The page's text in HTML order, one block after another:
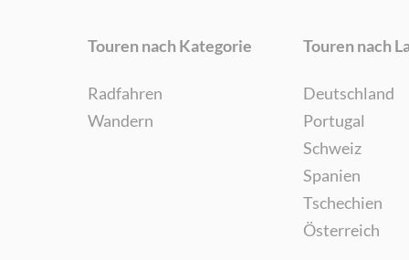
Touren nach Kategorie
Radfahren
Wandern
Touren nach
Deutschland
Portugal
Schweiz
Spanien
Tschechien
Österreich